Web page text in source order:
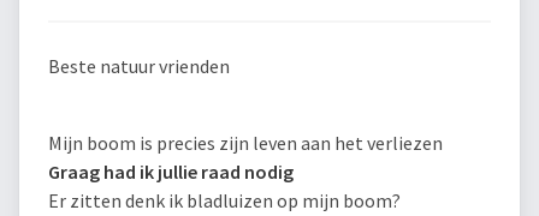
Beste natuur vrienden
Mijn boom is precies zijn leven aan het verliezen
Graag had ik jullie raad nodig
Er zitten denk ik bladluizen op mijn boom?